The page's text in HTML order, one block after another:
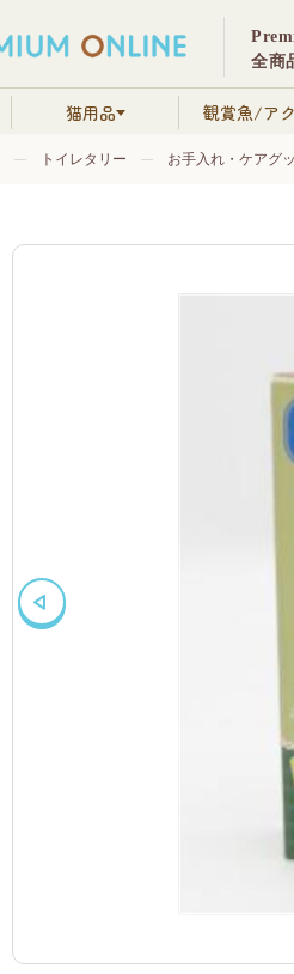
全商
猫用品 観賞魚/ア
トイレタリー お手入れ・ケアグ